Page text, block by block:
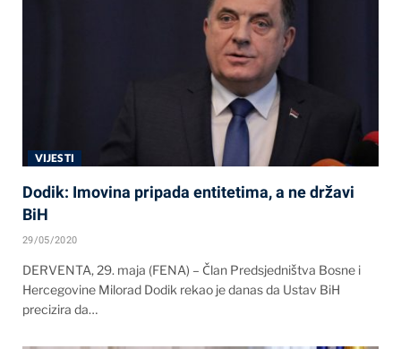
VIJESTI
Dodik: Imovina pripada entitetima, a ne državi
BiH
29/05/2020
DERVENTA, 29. maja (FENA) – Član Predsjedništva Bosne i
Hercegovine Milorad Dodik rekao je danas da Ustav BiH
precizira da…